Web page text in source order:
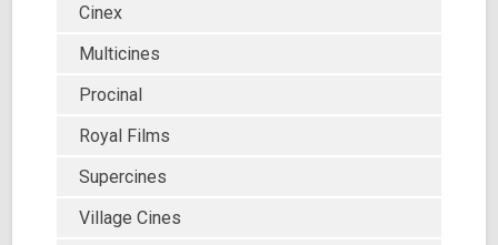
Cinex
Multicines
Procinal
Royal Films
Supercines
Village Cines